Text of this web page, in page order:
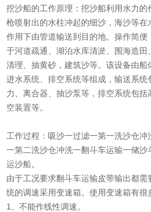
挖沙船的工作原理：挖沙船利用水力的
枪喷射出的水柱冲起的细沙，海沙等在
作用下由管道输送到目的地。操作简便
于河道疏通、湖泊水库清淤、围海造田
清理、抽黄砂，建筑沙等。该设备由船
进水系统、排空系统等组成，输送系统
力、离合器、抽沙泵等，排空系统包括
空装置等。
工作过程：吸沙一过滤一第一洗沙仓冲
一第二洗沙仓冲洗一翻斗车运输一储沙
运沙船。
由于工况要求翻斗车运输皮带输出都需
统的调速采用变速箱。使用变速箱有很
1、不能作线性调速。